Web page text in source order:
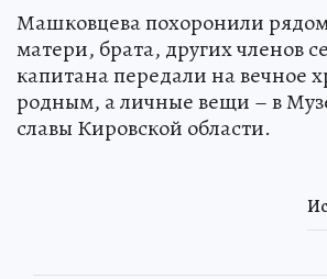
Машковцева похоронили
матери, брата, других членов
капитана передали на вечное
родным, а личные вещи – в
славы Кировской области.